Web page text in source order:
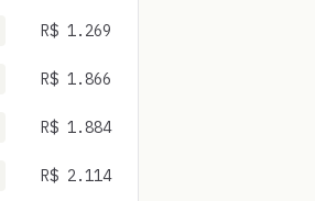
R$ 1.269
R$ 1.866
R$ 1.884
R$ 2.114